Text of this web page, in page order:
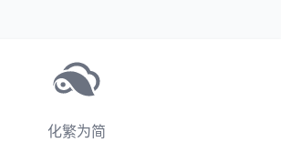
化繁为简